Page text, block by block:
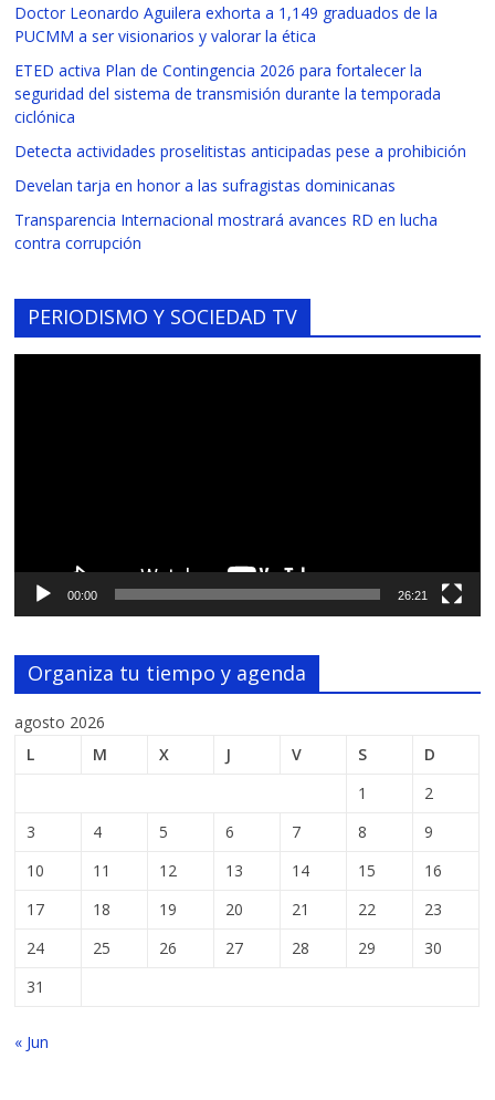
Doctor Leonardo Aguilera exhorta a 1,149 graduados de la
PUCMM a ser visionarios y valorar la ética
ETED activa Plan de Contingencia 2026 para fortalecer la
seguridad del sistema de transmisión durante la temporada
ciclónica
Detecta actividades proselitistas anticipadas pese a prohibición
Develan tarja en honor a las sufragistas dominicanas
Transparencia Internacional mostrará avances RD en lucha
contra corrupción
PERIODISMO Y SOCIEDAD TV
00:00 26:21
Organiza tu tiempo y agenda
agosto 2026
L
M X J V S
D
1
2
3
4 5 6 7 8
9
10
11 12 13 14 15
16
17
18 19 20 21 22
23
24
25 26 27 28 29
30
31
« Jun